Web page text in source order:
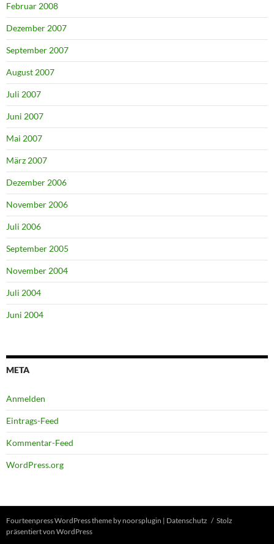
Februar 2008
Dezember 2007
September 2007
August 2007
Juli 2007
Juni 2007
Mai 2007
März 2007
Dezember 2006
November 2006
Juli 2006
September 2005
November 2004
Juli 2004
Juni 2004
META
Anmelden
Eintrags-Feed
Kommentar-Feed
WordPress.org
Fourteenpress WordPress theme by noorsplugin | Datenschutz
Stolz
präsentiert von WordPress